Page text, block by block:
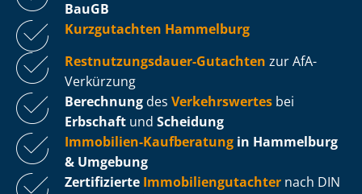
BauGB
Kurzgutachten Hammelburg
Rest­nut­zungs­dau­er-Gutachten zur AfA-
Verkürzung
Berechnung des Verkehrswertes bei
Erbschaft und Scheidung
Immobilien-Kaufberatung in Hammelburg
& Umgebung
Zertifizierte Im­mo­bi­li­en­gut­ach­ter nach DIN